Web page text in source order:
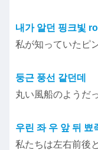
내가 알던 핑크빛
私が知っていたピ
둥근 풍선 같던데
丸い風船のようだ
우린 좌 우 앞 뒤 뾰
私たちは左右前後